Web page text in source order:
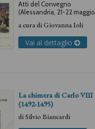
Atti del Convegno
(Alessandria, 21-22 maggio
a cura diGiovanna Ioli
Vai al dettaglio
La chimera di Carlo VIII
(1492-1495)
diSilvio Biancardi